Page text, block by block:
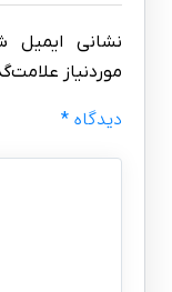
نشانی ایمیل
موردنیاز
دیدگاه*